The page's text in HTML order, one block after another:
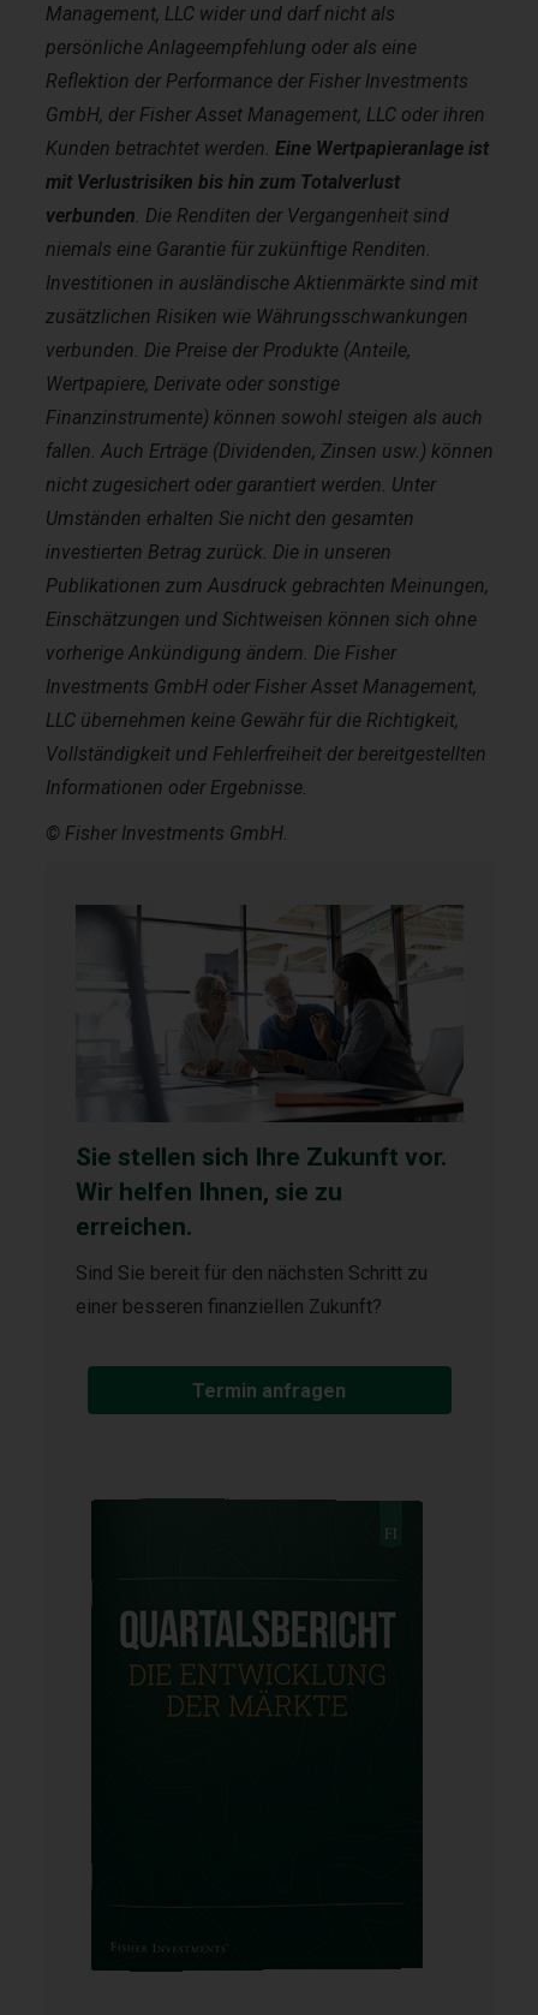
Management, LLC wider und darf nicht als
persönliche Anlageempfehlung oder als eine
Reflektion der Performance der Fisher Investments
GmbH, der Fisher Asset Management, LLC oder ihren
Kunden betrachtet werden. Eine Wertpapieranlage ist
mit Verlustrisiken bis hin zum Totalverlust
verbunden . Die Renditen der Vergangenheit sind
niemals eine Garantie für zukünftige Renditen.
Investitionen in ausländische Aktienmärkte sind mit
zusätzlichen Risiken wie Währungsschwankungen
verbunden. Die Preise der Produkte (Anteile,
Wertpapiere, Derivate oder sonstige
Finanzinstrumente) können sowohl steigen als auch
fallen. Auch Erträge (Dividenden, Zinsen usw.) können
nicht zugesichert oder garantiert werden. Unter
Umständen erhalten Sie nicht den gesamten
investierten Betrag zurück. Die in unseren
Publikationen zum Ausdruck gebrachten Meinungen,
Einschätzungen und Sichtweisen können sich ohne
vorherige Ankündigung ändern. Die Fisher
Investments GmbH oder Fisher Asset Management,
LLC übernehmen keine Gewähr für die Richtigkeit,
Vollständigkeit und Fehlerfreiheit der bereitgestellten
Informationen oder Ergebnisse.
© Fisher Investments GmbH.
Sie stellen sich Ihre Zukunft vor.
Wir helfen Ihnen, sie zu
erreichen.
Sind Sie bereit für den nächsten Schritt zu
einer besseren finanziellen Zukunft?
Termin anfragen